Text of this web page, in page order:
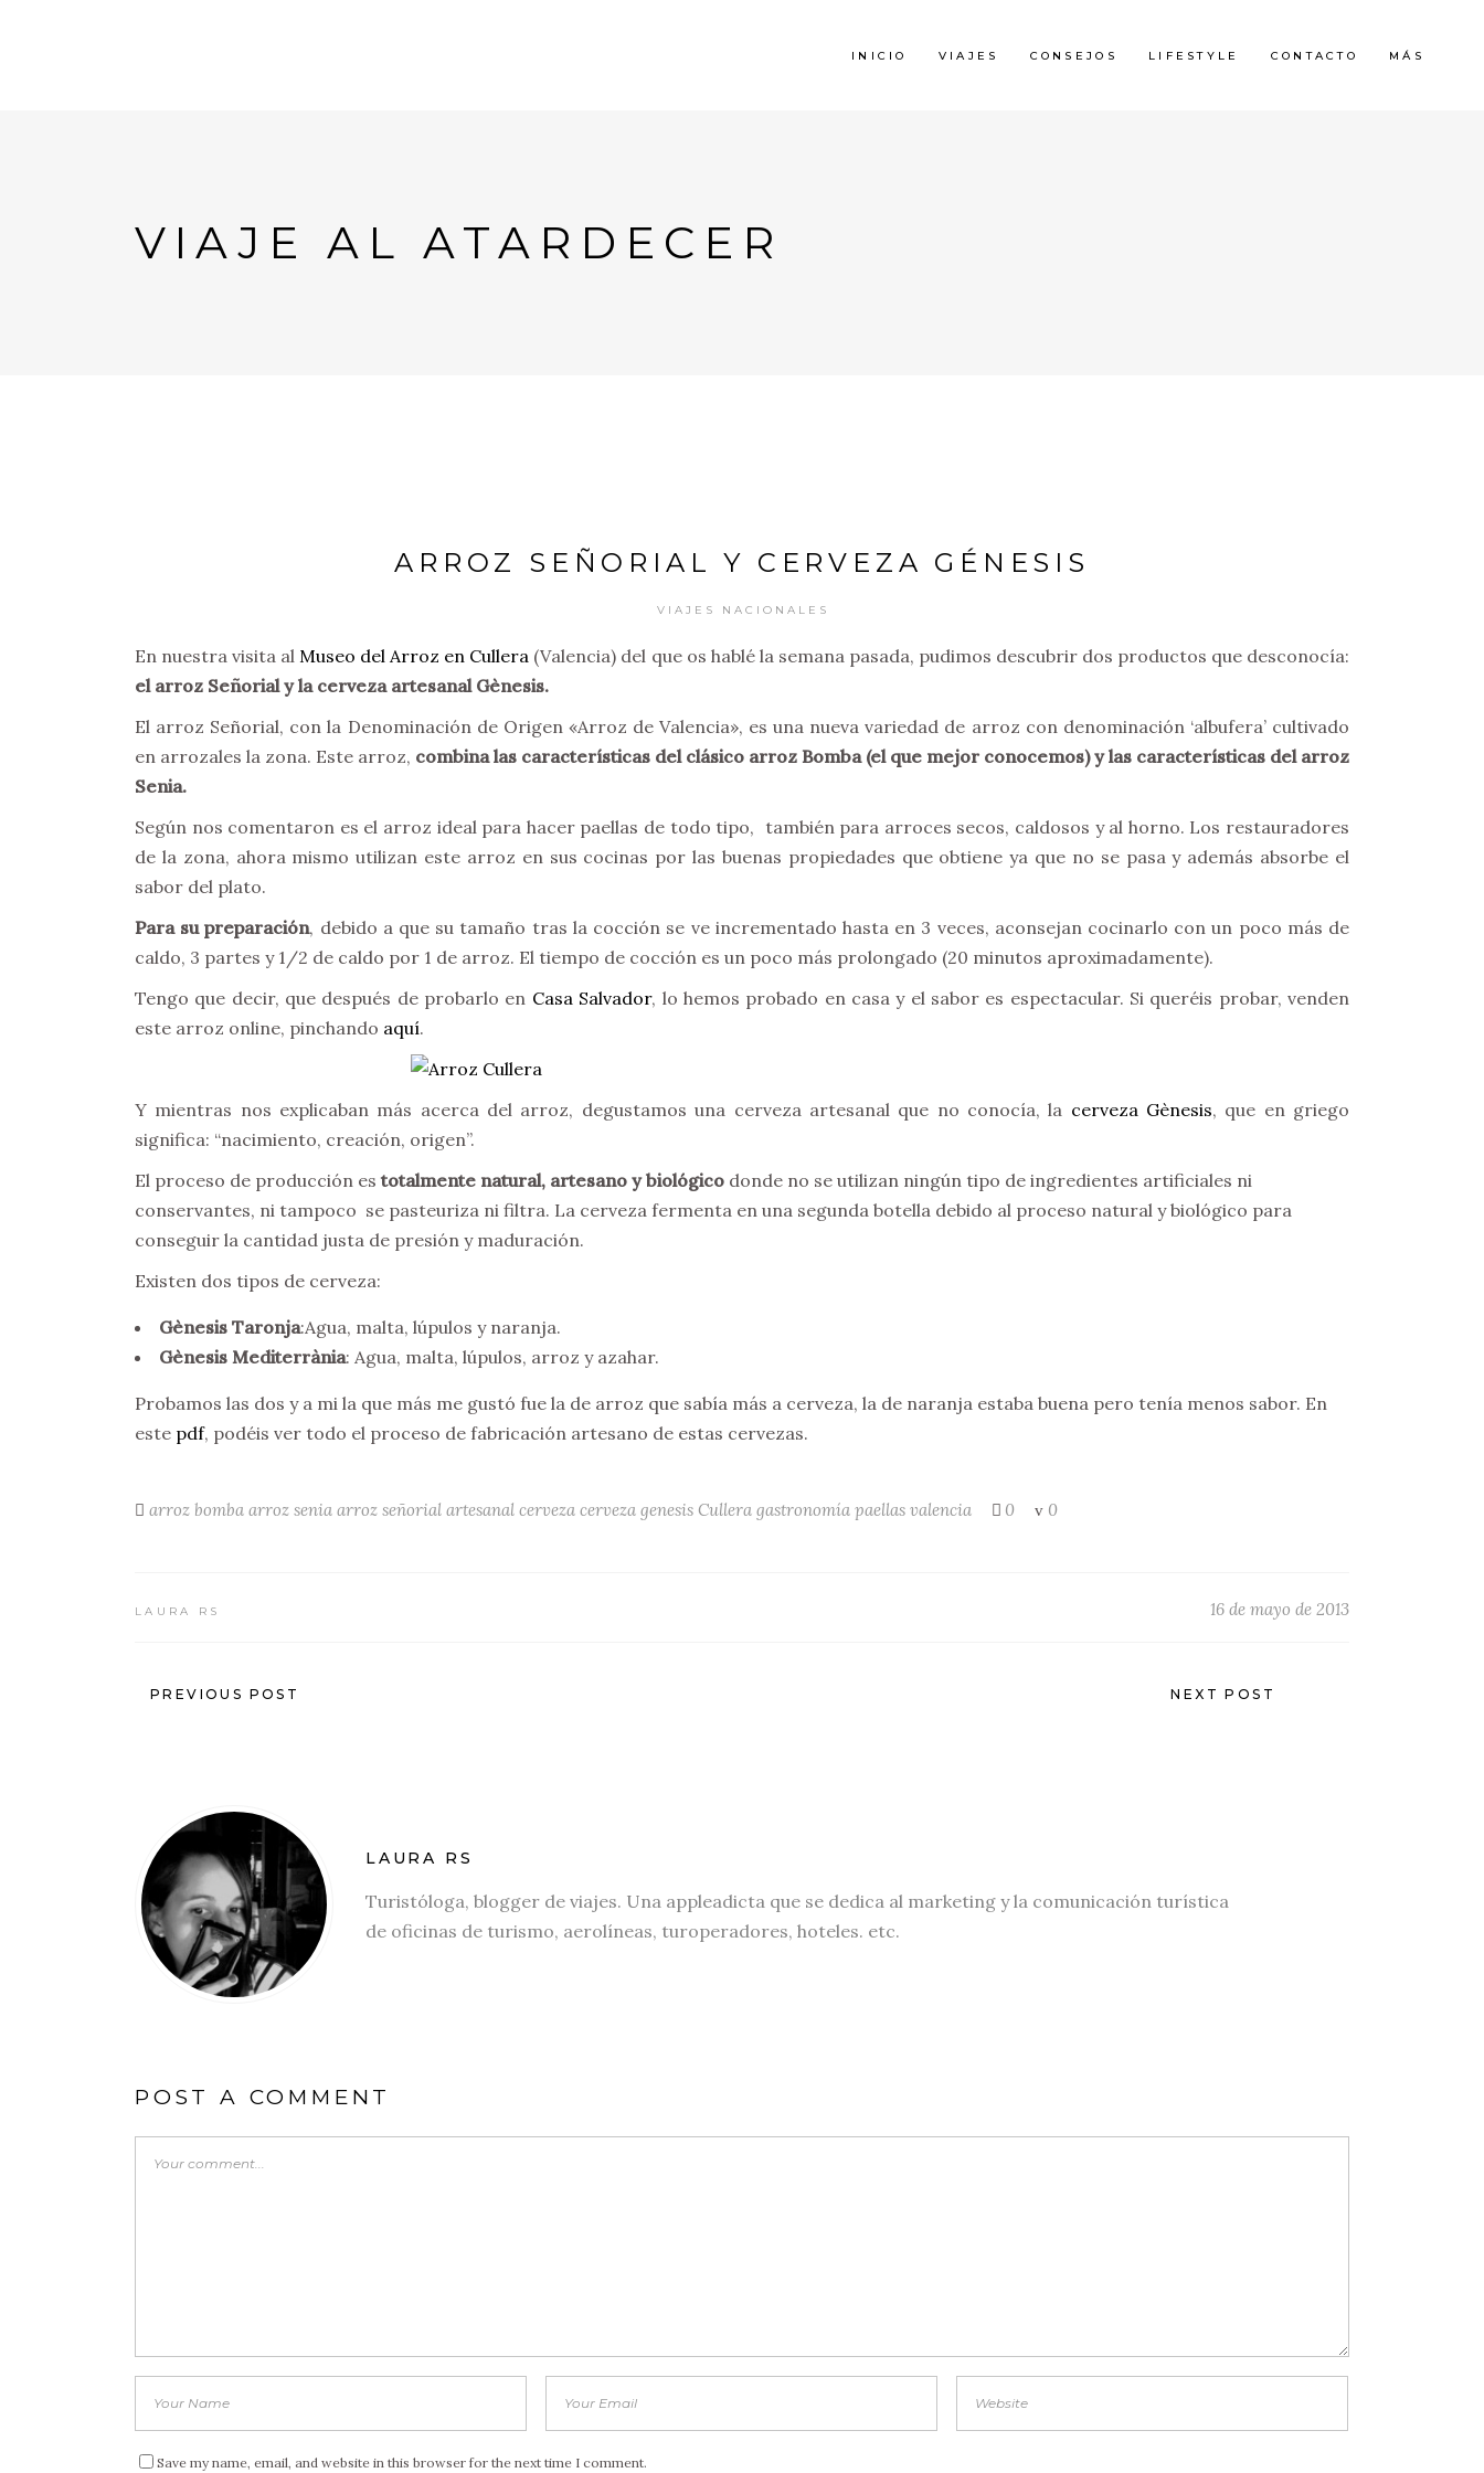
INICIO VIAJES CONSEJOS LIFESTYLE CONTACTO MÁS
VIAJE AL ATARDECER
ARROZ SEÑORIAL Y CERVEZA GÉNESIS
VIAJES NACIONALES
En nuestra visita alMuseo del Arroz en Cullera (Valencia) del que os hablé la semana pasada, pudimos descubrir dos productos que desconocía:
el arroz Señorial y la cerveza artesanal Gènesis.
El arroz Señorial, con la Denominación de Origen «Arroz de Valencia», es una nueva variedad de arroz con denominación ‘albufera’ cultivado
en arrozales la zona. Este arroz, combina las características del clásico arroz Bomba (el que mejor conocemos) y las características del arroz
Senia.
Según nos comentaron es el arroz ideal para hacer paellas de todo tipo, también para arroces secos, caldosos y al horno. Los restauradores
de la zona, ahora mismo utilizan este arroz en sus cocinas por las buenas propiedades que obtiene ya que no se pasa y además absorbe el
sabor del plato.
Para su preparación, debido a que su tamaño tras la cocción se ve incrementado hasta en 3 veces, aconsejan cocinarlo con un poco más de
caldo, 3 partes y 1/2 de caldo por 1 de arroz. El tiempo de cocción es un poco más prolongado (20 minutos aproximadamente).
Tengo que decir, que después de probarlo en Casa Salvador, lo hemos probado en casa y el sabor es espectacular. Si queréis probar, venden
este arroz online, pinchando aquí.
Y mientras nos explicaban más acerca del arroz, degustamos una cerveza artesanal que no conocía, la cerveza Gènesis, que en griego
significa: “nacimiento, creación, origen”.
El proceso de producción es totalmente natural, artesano y biológico donde no se utilizan ningún tipo de ingredientes artificiales ni
conservantes, ni tampoco se pasteuriza ni filtra. La cerveza fermenta en una segunda botella debido al proceso natural y biológico para
conseguir la cantidad justa de presión y maduración.
Existen dos tipos de cerveza:
Gènesis Taronja:Agua, malta, lúpulos y naranja.
Gènesis Mediterrània: Agua, malta, lúpulos, arroz y azahar.
Probamos las dos y a mi la que más me gustó fue la de arroz que sabía más a cerveza, la de naranja estaba buena pero tenía menos sabor. En
este pdf, podéis ver todo el proceso de fabricación artesano de estas cervezas.
arroz bomba arroz senia arroz señorial artesanal cerveza cerveza genesis Cullera gastronomía paellas valencia 0 0
LAURA RS 16 de mayo de 2013
PREVIOUS POST NEXT POST
LAURA RS
Turistóloga, blogger de viajes. Una appleadicta que se dedica al marketing y la comunicación turística
de oficinas de turismo, aerolíneas, turoperadores, hoteles. etc.
POST A COMMENT
Save my name, email, and website in this browser for the next time I comment.